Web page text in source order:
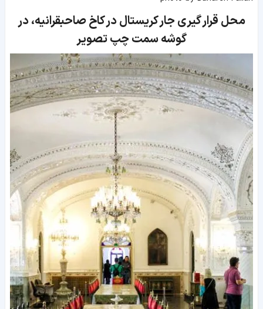
محل قرار گیری جار کریستال در کاخ صاحبقرانیه، در
گوشه سمت چپ تصویر